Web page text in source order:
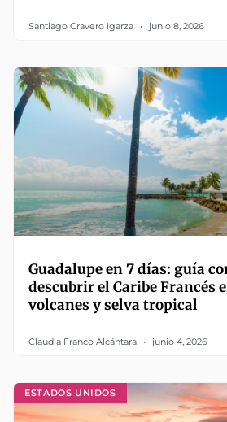
Santiago Cravero Igarza junio 8, 2026
Guadalupe en 7 días: guía
descubrir el Caribe Francés
volcanes y selva tropical
Claudia Franco Alcántara junio 4, 2026
ESTADOS UNIDOS